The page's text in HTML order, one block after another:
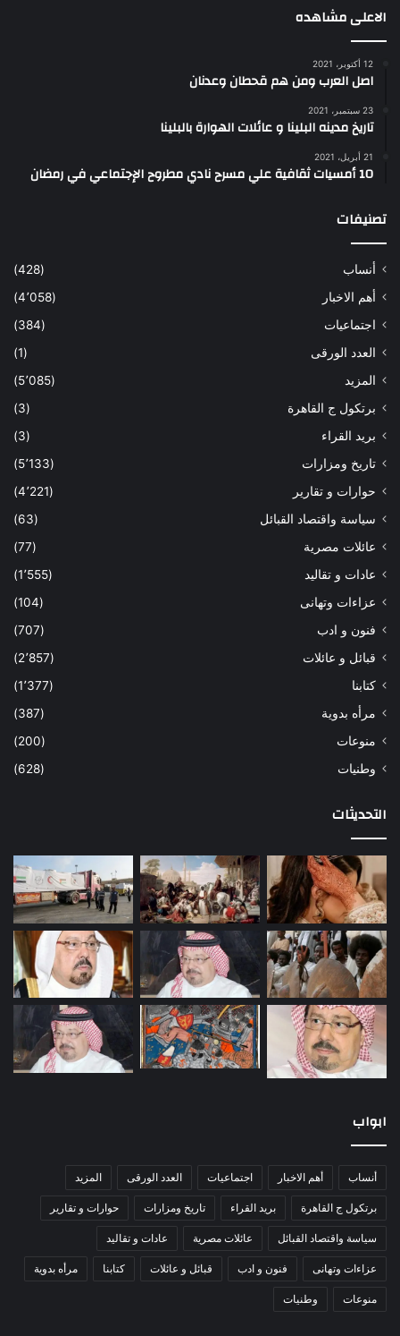
الاعلى مشاهده
12 أكتوبر، 2021
اصل العرب ومن هم قحطان وعدنان
23 سبتمبر، 2021
تاريخ مدينه البلينا و عائلات الهوارة بالبلينا
21 أبريل، 2021
10 أمسيات ثقافية علي مسرح نادي مطروح الإجتماعي في رمضان
تصنيفات
أنساب
(428)
أهم الاخبار
(4٬058)
اجتماعيات
(384)
العدد الورقى
(1)
المزيد
(5٬085)
برتكول ج القاهرة
(3)
بريد القراء
(3)
تاريخ ومزارات
(5٬133)
حوارات و تقارير
(4٬221)
سياسة واقتصاد القبائل
(63)
عائلات مصرية
(77)
عادات و تقاليد
(1٬555)
عزاءات وتهانى
(104)
فنون و ادب
(707)
قبائل و عائلات
(2٬857)
كتابنا
(1٬377)
مرأه بدوية
(387)
منوعات
(200)
وطنيات
(628)
التحديثات
ابواب
أنساب أهم الاخبار اجتماعيات العدد الورقى المزيد
برتكول ج القاهرة بريد القراء تاريخ ومزارات حوارات و تقارير
سياسة واقتصاد القبائل عائلات مصرية عادات و تقاليد
عزاءات وتهانى فنون و ادب قبائل و عائلات كتابنا مرأه بدوية
منوعات وطنيات